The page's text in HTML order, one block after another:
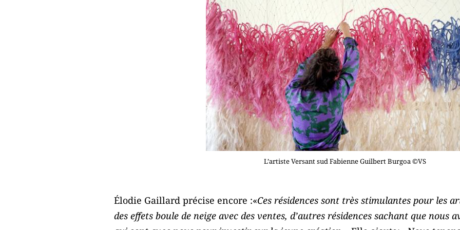
L’artiste Versant sud Fabienne Guilbert Burgoa ©VS
Élodie Gaillard précise encore :«Ces résidences sont très stimulantes pour les
des effets boule de neige avec des ventes, d’autres résidences sachant que nous